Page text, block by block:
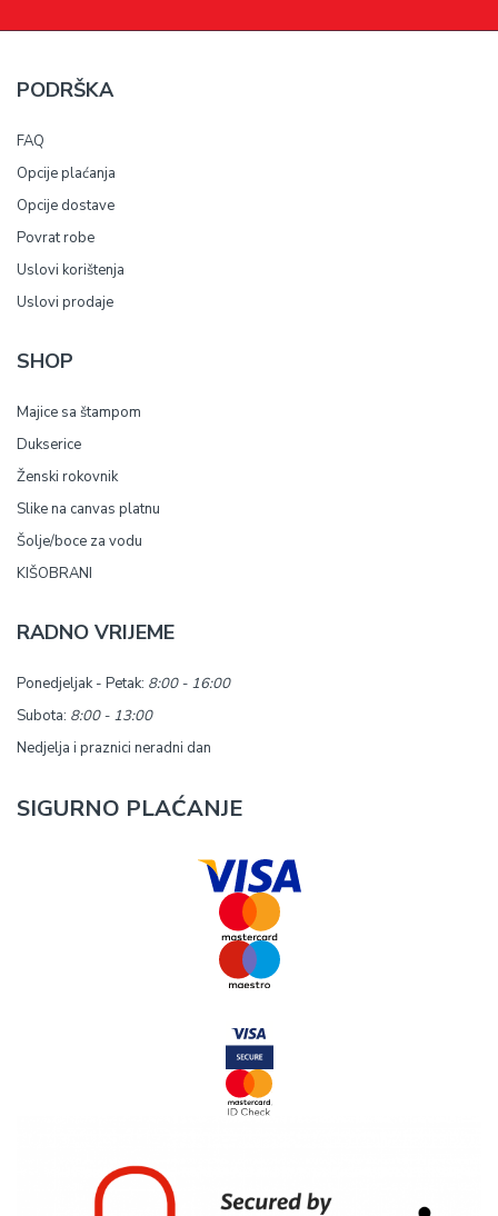
PODRŠKA
FAQ
Opcije plaćanja
Opcije dostave
Povrat robe
Uslovi korištenja
Uslovi prodaje
SHOP
Majice sa štampom
Dukserice
Ženski rokovnik
Slike na canvas platnu
Šolje/boce za vodu
KIŠOBRANI
RADNO VRIJEME
Ponedjeljak - Petak: 8:00 - 16:00
Subota: 8:00 - 13:00
Nedjelja i praznici neradni dan
SIGURNO PLAĆANJE